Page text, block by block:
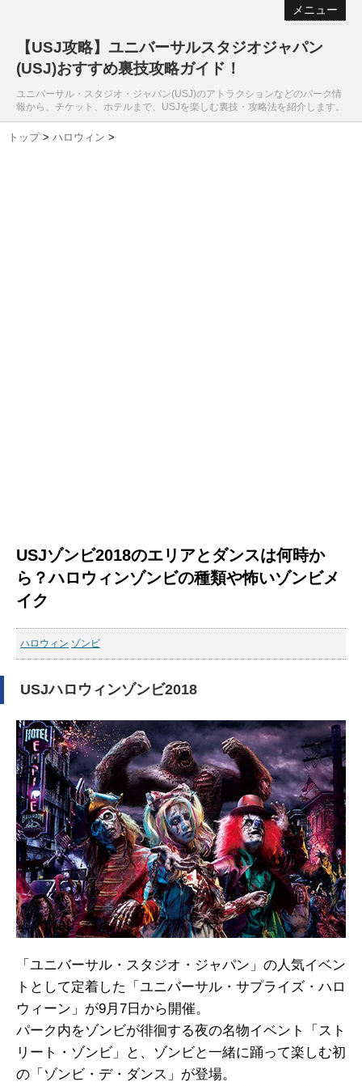
メニュー
【USJ攻略】ユニバーサルスタジオジャパン
(USJ)おすすめ裏技攻略ガイド！
ユニバーサル・スタジオ・ジャパン(USJ)のアトラクションなどのパーク情
報から、チケット、ホテルまで、USJを楽しむ裏技・攻略法を紹介します。
トップ > ハロウィン >
USJゾンビ2018のエリアとダンスは何時か
ら？ハロウィンゾンビの種類や怖いゾンビメ
イク
ハロウィン ゾンビ
USJハロウィンゾンビ2018
「ユニバーサル・スタジオ・ジャパン」の人気イベン
トとして定着した「ユニバーサル・サプライズ・ハロ
ウィーン」が9月7日から開催。
パーク内をゾンビが徘徊する夜の名物イベント「スト
リート・ゾンビ」と、ゾンビと一緒に踊って楽しむ初
の「ゾンビ・デ・ダンス」が登場。